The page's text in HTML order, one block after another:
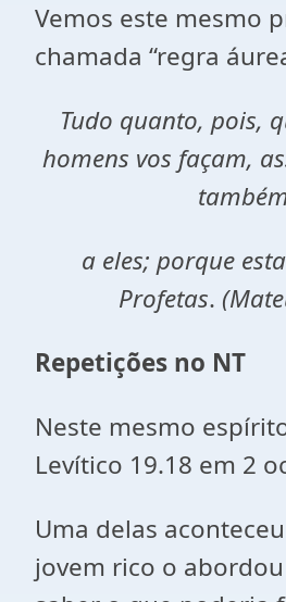
Vemos este mesmo
chamada “regra
Tudo quanto, pois,
homens vos façam,
a eles; porque
Profetas.
Repetições no NT
Neste mesmo
Levítico 19.18 em 2
Uma delas
jovem rico o